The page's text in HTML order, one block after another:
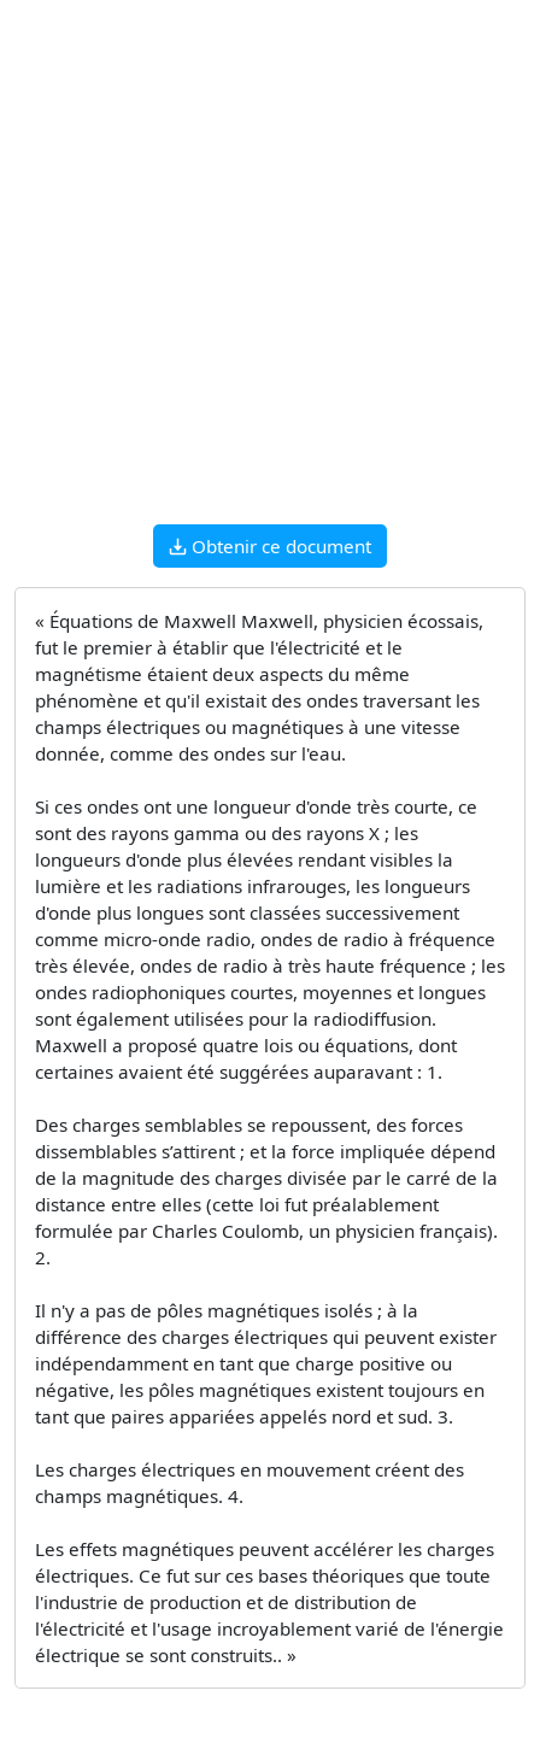
Obtenir ce document
« Équations de Maxwell Maxwell, physicien écossais,
fut le premier à établir que l'électricité et le
magnétisme étaient deux aspects du même
phénomène et qu'il existait des ondes traversant les
champs électriques ou magnétiques à une vitesse
donnée, comme des ondes sur l'eau.
Si ces ondes ont une longueur d'onde très courte, ce
sont des rayons gamma ou des rayons X ; les
longueurs d'onde plus élevées rendant visibles la
lumière et les radiations infrarouges, les longueurs
d'onde plus longues sont classées successivement
comme micro-onde radio, ondes de radio à fréquence
très élevée, ondes de radio à très haute fréquence ; les
ondes radiophoniques courtes, moyennes et longues
sont également utilisées pour la radiodiffusion.
Maxwell a proposé quatre lois ou équations, dont
certaines avaient été suggérées auparavant : 1.
Des charges semblables se repoussent, des forces
dissemblables s’attirent ; et la force impliquée dépend
de la magnitude des charges divisée par le carré de la
distance entre elles (cette loi fut préalablement
formulée par Charles Coulomb, un physicien français).
2.
Il n'y a pas de pôles magnétiques isolés ; à la
différence des charges électriques qui peuvent exister
indépendamment en tant que charge positive ou
négative, les pôles magnétiques existent toujours en
tant que paires appariées appelés nord et sud. 3.
Les charges électriques en mouvement créent des
champs magnétiques. 4.
Les effets magnétiques peuvent accélérer les charges
électriques. Ce fut sur ces bases théoriques que toute
l'industrie de production et de distribution de
l'électricité et l'usage incroyablement varié de l'énergie
électrique se sont construits.. »